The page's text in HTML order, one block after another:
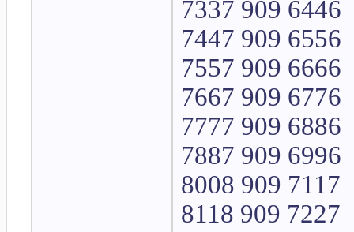
7337 909 6446
7447 909 6556
7557 909 6666
7667 909 6776
7777 909 6886
7887 909 6996
8008 909 7117
8118 909 7227